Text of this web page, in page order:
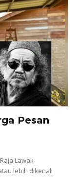
Pesan
Lawak
lebih dikenali